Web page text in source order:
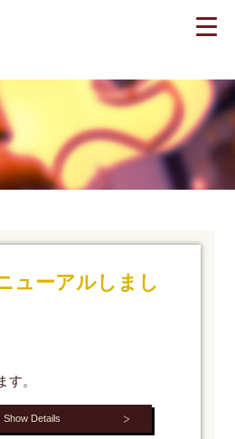
ューアルしまし
す。
Show Details